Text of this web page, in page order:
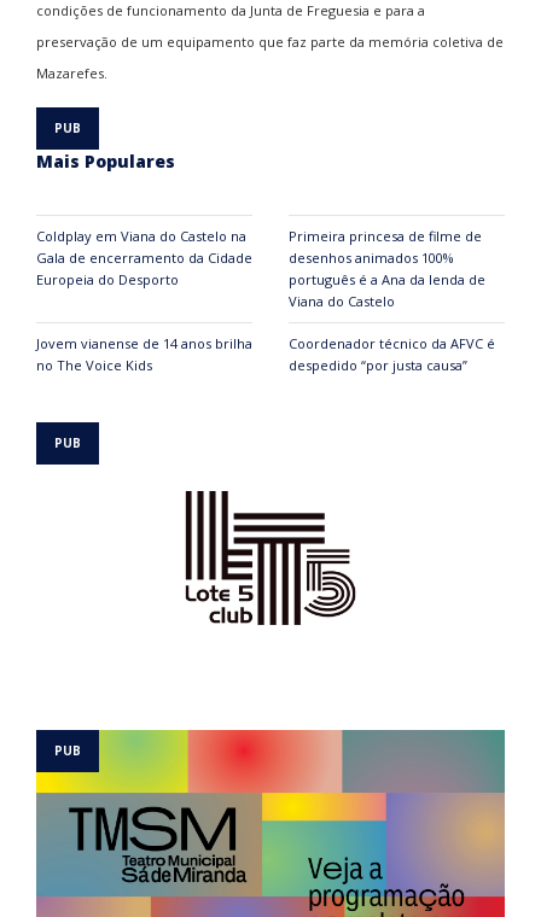
condições de funcionamento da Junta de Freguesia e para a
preservação de um equipamento que faz parte da memória coletiva de
Mazarefes.
Mais Populares
Coldplay em Viana do Castelo na
Gala de encerramento da Cidade
Europeia do Desporto
Primeira princesa de filme de
desenhos animados 100%
português é a Ana da lenda de
Viana do Castelo
Jovem vianense de 14 anos brilha
no The Voice Kids
Coordenador técnico da AFVC é
despedido “por justa causa”